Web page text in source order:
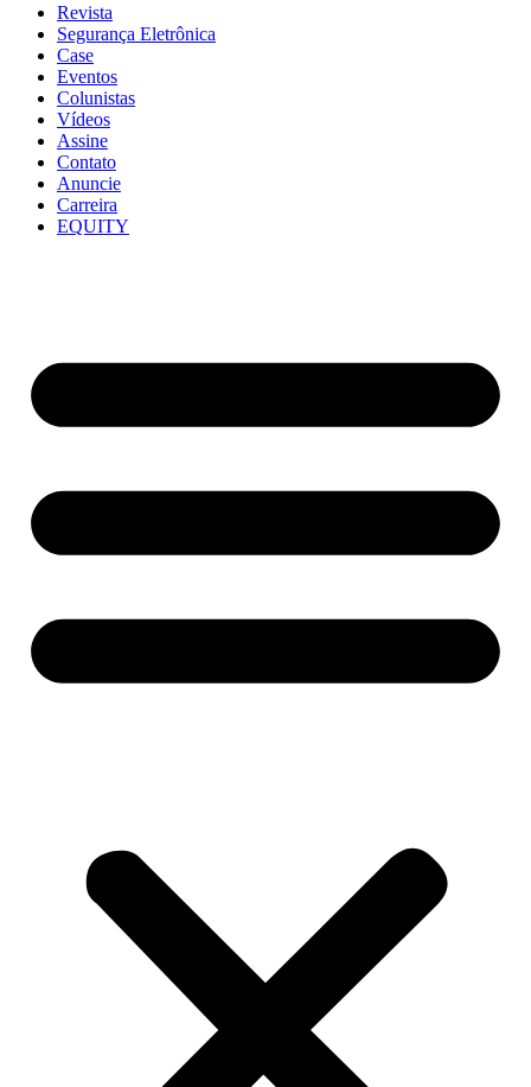
Revista
Segurança Eletrônica
Case
Eventos
Colunistas
Vídeos
Assine
Contato
Anuncie
Carreira
EQUITY